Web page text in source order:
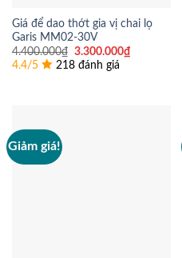
Giá để dao thớt gia vị chai lọ
Garis MM02-30V
4.400.000₫ Giá
gốc
là:
3.300.000₫Giá
4.4/5 218 đánh giá
Giảm giá!